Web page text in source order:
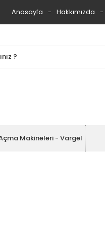
Anasayfa Hakkımızda
Makineleri - Vargel